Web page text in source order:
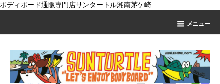
ボディボード通販専門店サンタートル湘南茅ケ崎
メニュー